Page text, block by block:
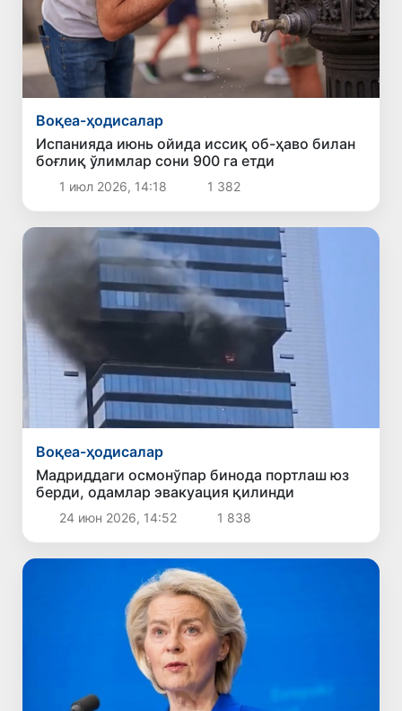
Воқеа-ҳодисалар
Испанияда июнь ойида иссиқ об-ҳаво билан
боғлиқ ўлимлар сони 900 га етди
1 июл 2026, 14:18 1 382
Воқеа-ҳодисалар
Мадриддаги осмонўпар бинода портлаш юз
берди, одамлар эвакуация қилинди
24 июн 2026, 14:52 1 838